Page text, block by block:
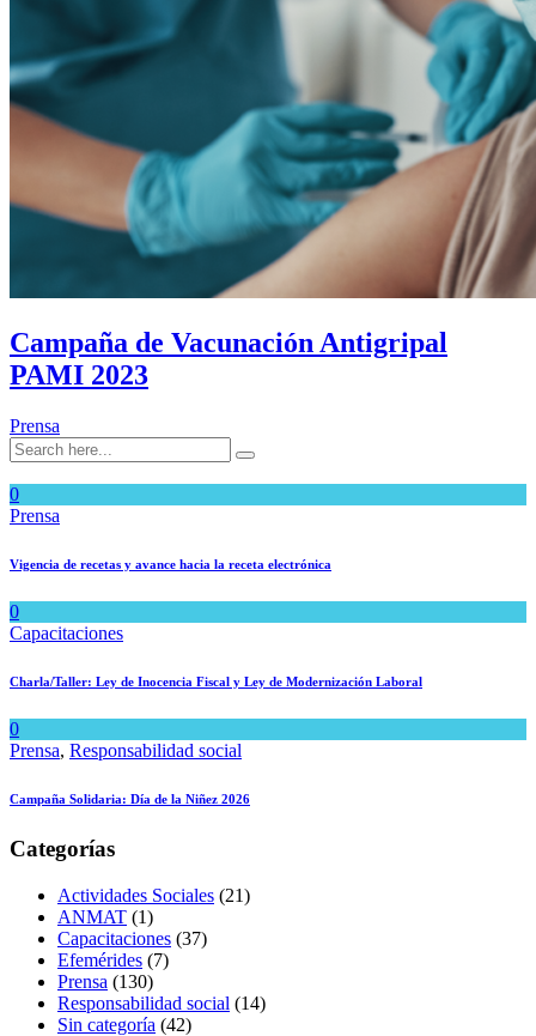
Campaña de Vacunación Antigripal
PAMI 2023
Prensa
0
Prensa
Vigencia de recetas y avance hacia la receta electrónica
0
Capacitaciones
Charla/Taller: Ley de Inocencia Fiscal y Ley de Modernización Laboral
0
Prensa, Responsabilidad social
Campaña Solidaria: Día de la Niñez 2026
Categorías
Actividades Sociales (21)
ANMAT (1)
Capacitaciones (37)
Efemérides (7)
Prensa (130)
Responsabilidad social (14)
Sin categoría (42)